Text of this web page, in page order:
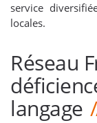
service
locales.
Réseau
langage